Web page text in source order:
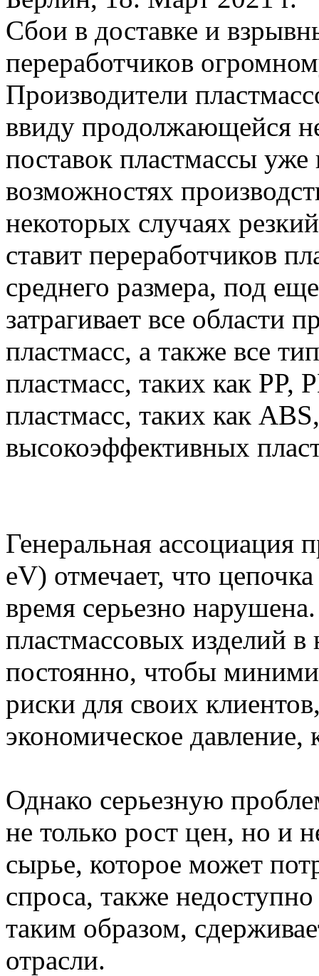
Сбои в доставке и
переработчиков
Производители
ввиду продолжающейся
поставок пластмассы
возможностях
некоторых случаях
ставит переработчиков
среднего размера, под
затрагивает все области
пластмасс, а также все
пластмасс, таких как PP,
пластмасс, таких как
высокоэффективных
Генеральная ассоциация
eV) отмечает, что
время серьезно
пластмассовых изделий
постоянно, чтобы
риски для своих
экономическое давление,
Однако серьезную
не только рост цен, но и
сырье, которое может
спроса, также
таким образом,
отрасли.